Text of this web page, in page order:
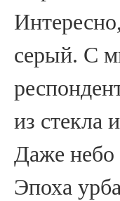
серый. С
из стекла
Даже небо
Эпоха